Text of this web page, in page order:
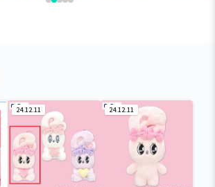
24.12.11 24.12.11